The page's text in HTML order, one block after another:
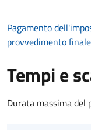
Pagamento
provvedimento finale
Tempi e
Durata massima